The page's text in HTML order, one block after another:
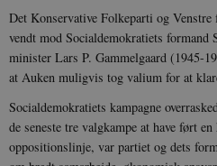
Det Konservative Folkeparti og Venstre
vendt mod Socialdemokratiets formand
minister Lars P. Gammelgaard (1945-
at Auken muligvis tog valium for at
Socialdemokratiets kampagne
de seneste tre valgkampe at have ført
oppositionslinje, var partiet og dets
8822943-1